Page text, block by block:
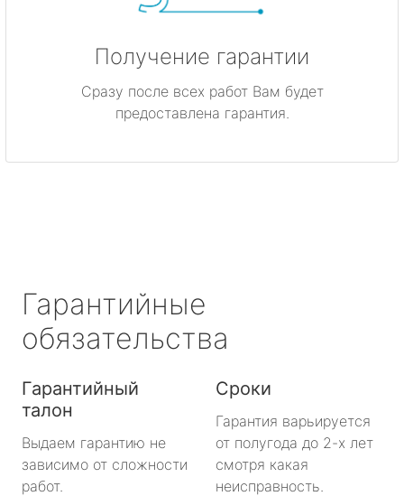
Получение гарантии
Сразу после всех работ Вам будет
предоставлена гарантия.
Гарантийные
обязательства
Гарантийный
талон
Выдаем гарантию не
зависимо от сложности
работ.
Сроки
Гарантия варьируется
от полугода до 2-х лет
смотря какая
неисправность.